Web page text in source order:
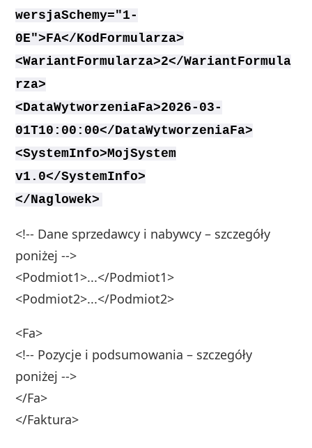
wersjaSchemy="1-
0E">FA</KodFormularza>
<WariantFormularza>2</WariantFormula
rza>
<DataWytworzeniaFa>2026-03-
01T10:00:00</DataWytworzeniaFa>
<SystemInfo>MojSystem
v1.0</SystemInfo>
</Naglowek>
<!-- Dane sprzedawcy i nabywcy – szczegóły
poniżej -->
<Podmiot1>...</Podmiot1>
<Podmiot2>...</Podmiot2>
<Fa>
<!-- Pozycje i podsumowania – szczegóły
poniżej -->
</Fa>
</Faktura>